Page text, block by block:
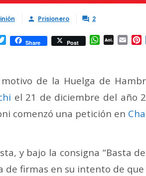
 Prisionero  2
TwitterShare Post WhatsApp
AOL Email
motivo de la Huelga de
el 21 de diciembre del año
comenzó una petición en
y bajo la consigna “Basta
de firmas en su intento de